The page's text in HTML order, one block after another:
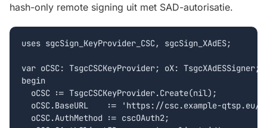
hash-only remote signing uit met SAD-autorisatie.
uses sgcSign_KeyProvider_CSC, sgcSign_XAdES;
var oCSC: TsgcCSCKeyProvider; oX: TsgcXAdESSigner;
begin
  oCSC := TsgcCSCKeyProvider.Create(nil);
oCSC.BaseURL    := 'https://csc.example-qtsp.eu/
  oCSC.AuthMethod := cscOAuth2;